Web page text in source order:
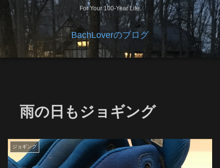
For Your 100-Year Life.
BachLoverのブログ
雨の日もジョギング
ジョギング